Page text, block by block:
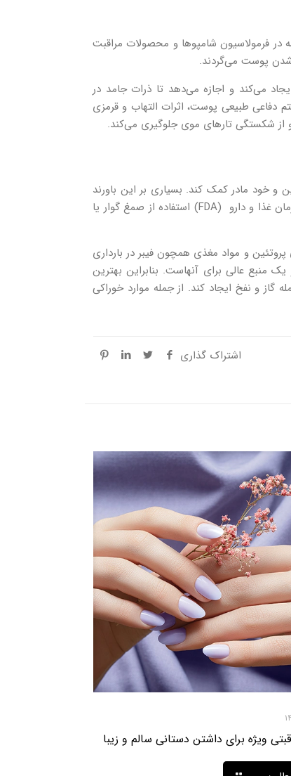
در فرمولاسیون شامپوها و محصولات مراقبت
پوست می‌گردند.
می‌کند و اجازه می‌دهد تا ذرات جامد در
دفاعی طبیعی پوست، اثرات التهاب و قرمزی
از شکستگی تارهای موی جلوگیری می‌کند.
و خود مادر کمک کند. بسیاری بر این باورند
که مصرف ماده غذایی گوارگام می‌تواند باعث ایجاد گاز معده در جنین شود که از مادر تغذیه می‌کند، اما حقیقتا این طور نبوده و سازمان غذا و دارو (FDA) استفاده از صمغ گوار یا
و مواد مغذی همچون فیبر در بارداری
منبع عالی برای آنهاست. بنابراین بهترین
گاز و نفخ ایجاد کند. از جمله موارد خوراکی
اشتراک گذاری
ویژه برای داشتن دستانی سالم و زیبا